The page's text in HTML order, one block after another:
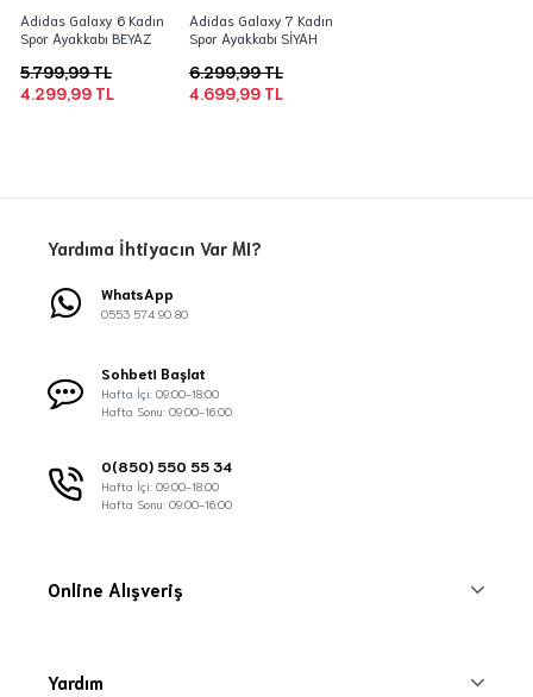
Adidas Galaxy 6 Kadın
Spor Ayakkabı BEYAZ
4.299,99 TL
5.799,99 TL
Adidas Galaxy 7 Kadın
Spor Ayakkabı SİYAH
4.699,99 TL
6.299,99 TL
Yardıma İhtiyacın Var MI?
WhatsApp
0553 574 90 80
Sohbeti Başlat
Hafta İçi: 09:00-18:00
Hafta Sonu: 09:00-16:00
0(850) 550 55 34
Hafta İçi: 09:00-18:00
Hafta Sonu: 09:00-16:00
Online Alışveriş
Yardım